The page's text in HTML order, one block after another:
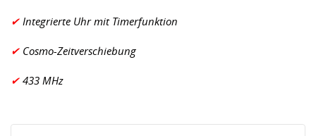
✔ Integrierte Uhr mit Timerfunktion
✔ Cosmo-Zeitverschiebung
✔ 433 MHz